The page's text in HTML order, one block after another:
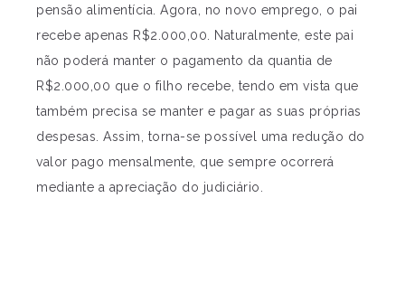
pensão alimentícia. Agora, no novo emprego, o pai
recebe apenas R$2.000,00. Naturalmente, este pai
não poderá manter o pagamento da quantia de
R$2.000,00 que o filho recebe, tendo em vista que
também precisa se manter e pagar as suas próprias
despesas. Assim, torna-se possível uma redução do
valor pago mensalmente, que sempre ocorrerá
mediante a apreciação do judiciário.